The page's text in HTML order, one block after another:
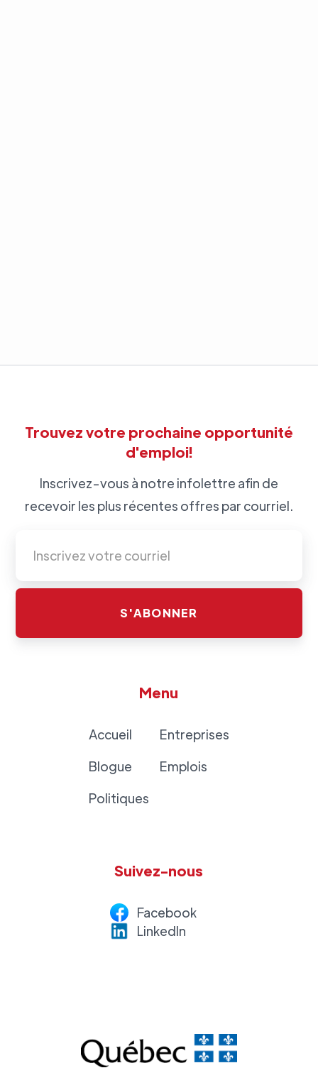
Trouvez votre prochaine opportunité
d'emploi!
Inscrivez-vous à notre infolettre afin de
recevoir les plus récentes offres par courriel.
Menu
Accueil
Blogue
Politiques
Entreprises
Emplois
Suivez-nous
Facebook
LinkedIn